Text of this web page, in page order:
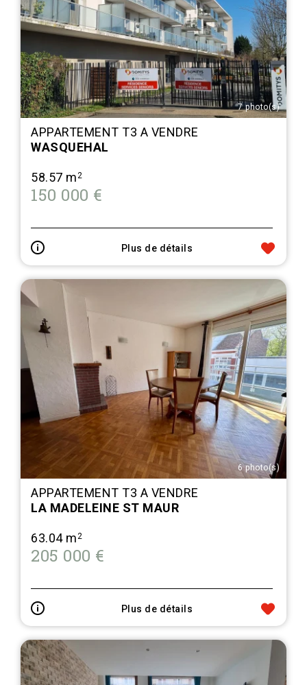
7 photo(s)
APPARTEMENT T3 A VENDRE
WASQUEHAL
58.57 m2
150 000 €
Plus de détails
6 photo(s)
APPARTEMENT T3 A VENDRE
LA MADELEINE ST MAUR
63.04 m2
205 000 €
Plus de détails